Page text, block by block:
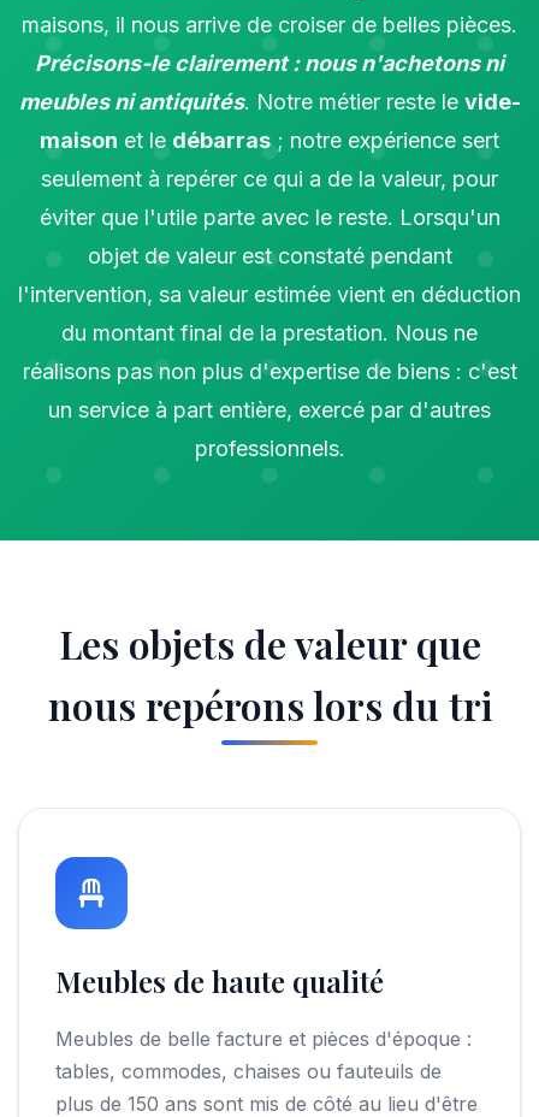
maisons, il nous arrive de croiser de belles pièces.
Précisons-le clairement : nous n'achetons ni
meubles ni antiquités. Notre métier reste le vide-
maison et le débarras; notre expérience sert
seulement à repérer ce qui a de la valeur, pour
éviter que l'utile parte avec le reste. Lorsqu'un
objet de valeur est constaté pendant
l'intervention, sa valeur estimée vient en déduction
du montant final de la prestation. Nous ne
réalisons pas non plus d'expertise de biens : c'est
un service à part entière, exercé par d'autres
professionnels.
Les objets de valeur que
nous repérons lors du tri
Meubles de haute qualité
Meubles de belle facture et pièces d'époque :
tables, commodes, chaises ou fauteuils de
plus de 150 ans sont mis de côté au lieu d'être